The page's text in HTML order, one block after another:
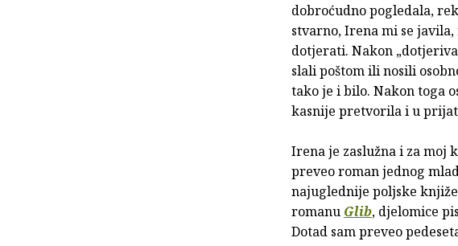
dobroćudno pogledala,
stvarno, Irena mi se
dotjerati. Nakon
slali poštom ili nosili
tako je i bilo. Nakon toga
kasnije pretvorila i u
Irena je zaslužna i za moj
preveo roman jednog
najuglednije poljske
romanu Glib, djelomice
Dotad sam preveo